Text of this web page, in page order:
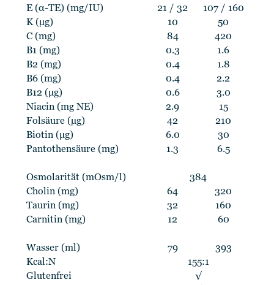
E (α-TE) (mg/IU)
21 / 32
107 / 160
K (µg)
10
50
C (mg)
84
420
B1 (mg)
0.3
1.6
B2 (mg)
0.4
1.8
B6 (mg)
0.4
2.2
B12 (µg)
0.6
3.0
Niacin (mg NE)
2.9
15
Folsäure (µg)
42
210
Biotin (µg)
6.0
30
Pantothensäure (mg)
1.3 6.5
Osmolarität (mOsm/l)
384
Cholin (mg)
64
320
Taurin (mg)
32
160
Carnitin (mg)
12 60
Wasser (ml) 79
393
Kcal:N
155:1
Glutenfrei
√